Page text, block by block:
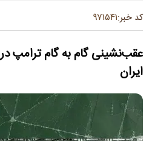
کد خبر:۹۷۱۵۴۱
عقب‌نشینی گام به گام ترامپ
ایران